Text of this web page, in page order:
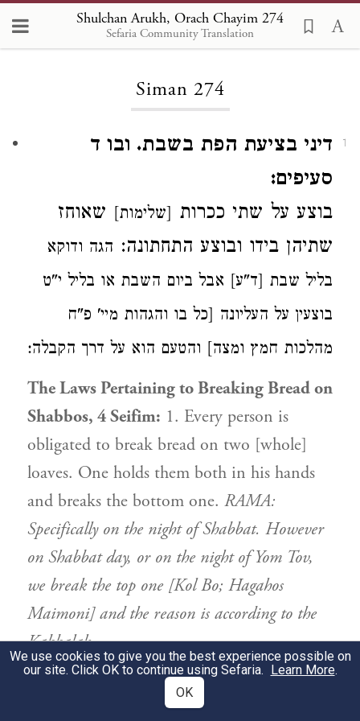
Shulchan Arukh, Orach Chayim 274
Sefaria Community Translation
Loading...
Siman 274
1
דיני בציעת הפת בשבת. ובו ד
סעיפים:
בוצע על שתי ככרות [שלימות] שאוחז
שתיהן בידו ובוצע התחתונה: הגה ודוקא
בליל שבת [ד"ע] אבל ביום השבת או בליל י"ט
בוצעין על העליונה [כל בו והגהות מיי' פ"ח
מהלכות חמץ ומצה] והטעם הוא על דרך הקבלה:
The Laws Pertaining to Breaking Bread on
Shabbos, 4 Seifim: 1. Every person is
obligated to break bread on two [whole]
loaves. One holds them both in his hands
and breaks the bottom one. RAMA:
Specifically on the night of Shabbat. However
on Shabbat day, or on the night of Yom Tov,
we break the top one [Kol Bo; Hagahos
Maimoni] and the reason is according to the
Kabbalah.
מצוה לבצוע בשבתפרוסה גדולה
We use cookies to give you the best experience possible on
our site. Click OK to continue using Sefaria. Learn More.
OK